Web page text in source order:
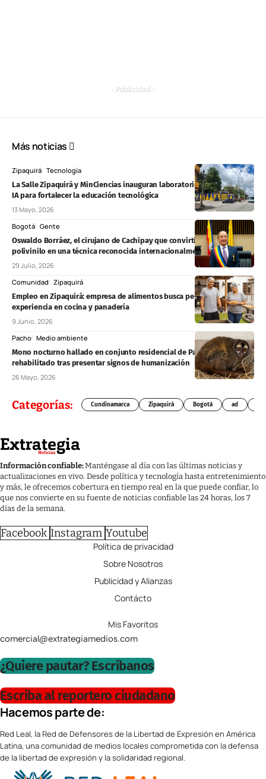
- Publicidad -
Más noticias
Zipaquirá Tecnología
La Salle Zipaquirá y MinCiencias inauguran laboratorio de robótica e
IA para fortalecer la educación tecnológica
13 Mayo, 2026
Bogotá Gente
Oswaldo Borráez, el cirujano de Cachipay que convirtió una bolsa de
polivinilo en una técnica reconocida internacionalmente
29 Julio, 2026
Comunidad Zipaquirá
Empleo en Zipaquirá: empresa de alimentos busca personal con
experiencia en cocina y panadería
9 Junio, 2026
Pacho Medio ambiente
Mono nocturno hallado en conjunto residencial de Pacho será
rehabilitado tras presentar signos de humanización
26 Mayo, 2026
Categorías: Cundinamarca Zipaquirá Bogotá ad
Información confiable:Manténgase al día con las últimas noticias y
actualizaciones en vivo. Desde política y tecnología hasta entretenimiento
y más, le ofrecemos cobertura en tiempo real en la que puede confiar, lo
que nos convierte en su fuente de noticias confiable las 24 horas, los 7
días de la semana.
Facebook Instagram Youtube
Política de privacidad
Sobre Nosotros
Publicidad y Alianzas
Contácto
Mis Favoritos
comercial@extrategiamedios.com
¿Quiere pautar? Escríbanos
Escriba al reportero ciudadano
Hacemos parte de:
Red Leal, la Red de Defensores de la Libertad de Expresión en América
Latina, una comunidad de medios locales comprometida con la defensa
de la libertad de expresión y la solidaridad regional.